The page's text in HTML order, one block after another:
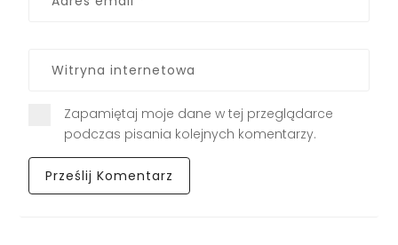
Zapamiętaj moje dane w tej przeglądarce
podczas pisania kolejnych komentarzy.